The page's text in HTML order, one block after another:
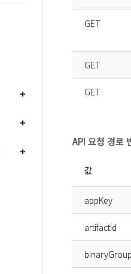
GET
GET
GET
API 요청 경로
값
appKey
artifactId